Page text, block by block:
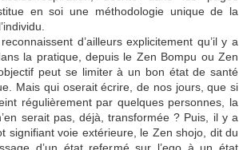
en soi une méthodologie unique de la
d’ailleurs explicitement qu’il y a
la pratique, depuis le Zen Bompu ou Zen
peut se limiter à un bon état de santé
Mais qui oserait écrire, de nos jours, que si
régulièrement par quelques personnes, la
serait pas, déjà, transformée ? Puis, il y a
signifiant voie extérieure, le Zen shojo, dit du